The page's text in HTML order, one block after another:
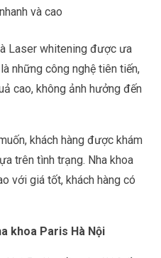
và cao
Laser whitening được ưa
những công nghệ tiên tiến,
cao, không ảnh hưởng đến
khách hàng được khám
trên tình trạng. Nha khoa
với giá tốt, khách hàng có
khoa Paris Hà Nội